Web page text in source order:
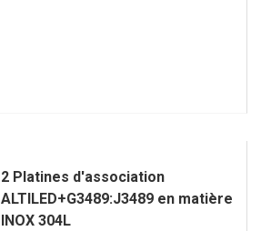
2 Platines d'association
ALTILED+G3489:J3489 en matière
INOX 304L